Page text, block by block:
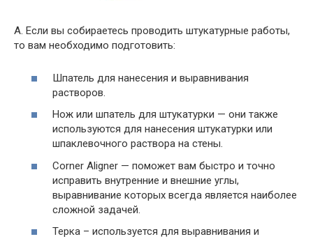
А. Если вы собираетесь проводить штукатурные работы,
то вам необходимо подготовить:
Шпатель для нанесения и выравнивания
растворов.
Нож или шпатель для штукатурки — они также
используются для нанесения штукатурки или
шпаклевочного раствора на стены.
Corner Aligner — поможет вам быстро и точно
исправить внутренние и внешние углы,
выравнивание которых всегда является наиболее
сложной задачей.
Терка – используется для выравнивания и